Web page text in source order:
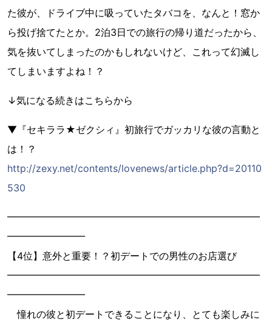
た彼が、ドライブ中に吸っていたタバコを、なんと！窓か
ら投げ捨てたとか。2泊3日での旅行の帰り道だったから、
気を抜いてしまったのかもしれないけど、これって幻滅し
てしまいますよね！？
↓気になる続きはこちらから
▼『セキララ★ゼクシィ』初旅行でガッカリな彼の言動と
は！？
http://zexy.net/contents/lovenews/article.php?d=20110
530
━━━━━━━━━━━━━━━━━━━━━━━━━━
━━━━━━━━
【4位】意外と重要！？初デートでの男性のお店選び
━━━━━━━━━━━━━━━━━━━━━━━━━━
━━━━━━━━
憧れの彼と初デートできることになり、とても楽しみに